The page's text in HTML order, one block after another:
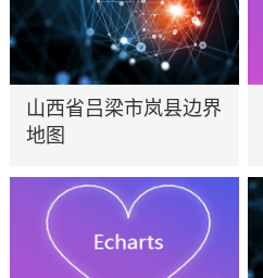
山西省吕梁市岚县边界
地图